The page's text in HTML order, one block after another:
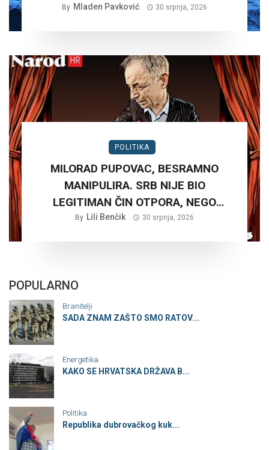
By Mladen Pavković 30 srpnja, 2026
POLITIKA
MILORAD PUPOVAC, BESRAMNO
MANIPULIRA. SRB NIJE BIO
LEGITIMAN ČIN OTPORA, NEGO
PLANSKA ČETNIČKA AGRESIJA SA
By Lili Benčik 30 srpnja, 2026
POPULARNO
Branitelji
SADA ZNAM ZAŠTO SMO RATOV...
Energetika
KAKO SE HRVATSKA DRŽAVA B...
Politika
Republika dubrovačkog kuk...